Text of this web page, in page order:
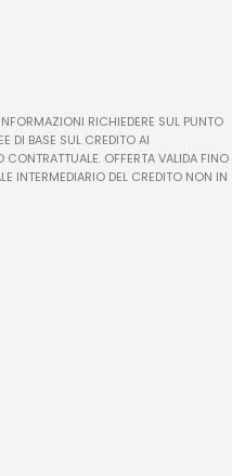
RICHIEDERE SUL PUNTO
DI BASE SUL CREDITO AI
OFFERTA VALIDA FINO
INTERMEDIARIO DEL CREDITO NON IN